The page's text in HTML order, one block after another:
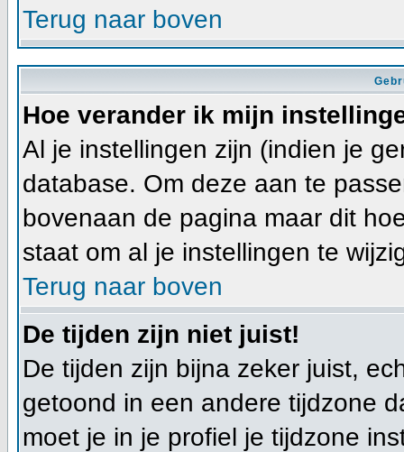
Terug naar boven
Hoe verander ik mijn
Al je instellingen zijn (indien je
database. Om deze aan te
bovenaan de pagina maar dit
staat om al je instellingen te
Terug naar boven
De tijden zijn niet juist!
De tijden zijn bijna zeker juist,
getoond in een andere tijdzone
moet je in je profiel je tijdzone